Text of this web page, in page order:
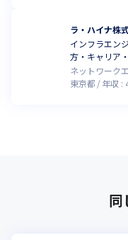
ラ・ハイナ株
インフラエン
方・キャリア
ネットワーク
東京都
年収 :
同